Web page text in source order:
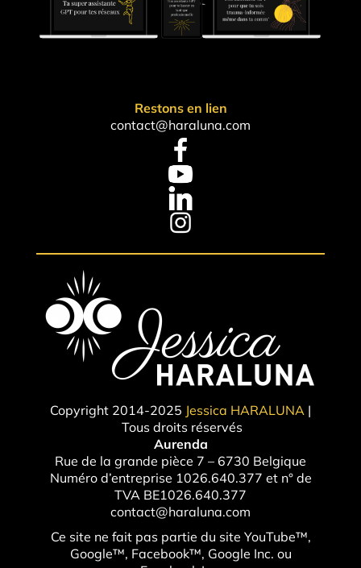
Restons en lien
contact@haraluna.com
Copyright 2014-2025 Jessica HARALUNA |
Tous droits réservés
Aurenda
Rue de la grande pièce 7 – 6730 Belgique
Numéro d’entreprise 1026.640.377 et n° de
TVA BE1026.640.377
contact@haraluna.com
Ce site ne fait pas partie du site YouTube™,
Google™, Facebook™, Google Inc. ou